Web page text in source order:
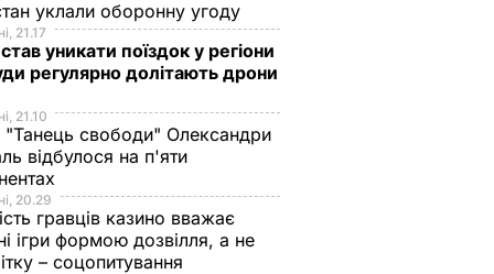
на
КМДА
В Україні спадає
захворюваність на
грип та ГРВІ
4 квітня, 14.49СПОСІБ ЖИТТЯ
уклали оборонну угоду
21.17
уникати поїздок у регіони
регулярно долітають дрони
21.10
"Танець свободи" Олександри
відбулося на п'яти
20.29
гравців казино вважає
ігри формою дозвілля, а не
– соцопитування